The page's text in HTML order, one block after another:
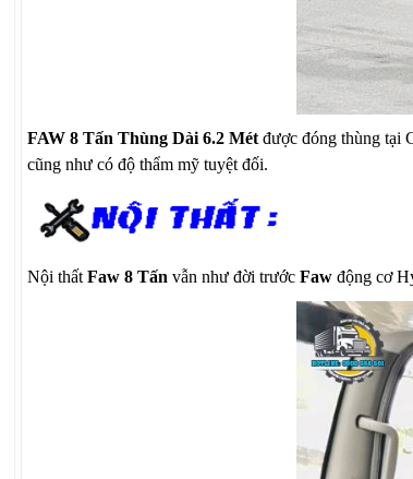
FAW 8 Tấn Thùng Dài 6.2 Mét được đóng thùng tại
cũng như có độ thẩm mỹ tuyệt đối.
Nội thấtFaw 8 Tấn vẫn như đời trướcFawđộng cơ